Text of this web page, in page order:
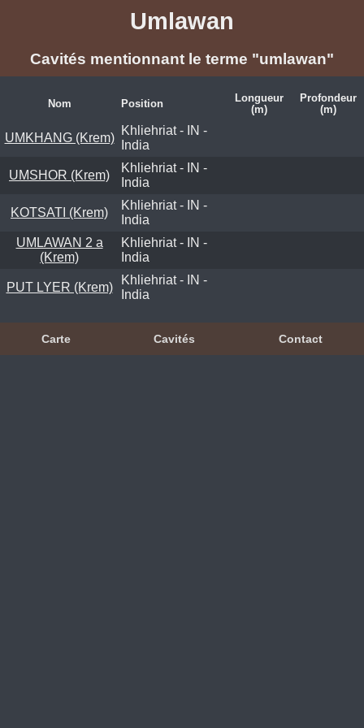
Umlawan
Cavités mentionnant le terme "umlawan"
Nom Position
Longueur
(m)
Profondeur
(m)
UMKHANG (Krem)
Khliehriat - IN -
India
UMSHOR (Krem)
Khliehriat - IN -
India
KOTSATI (Krem)
Khliehriat - IN -
India
UMLAWAN 2 a
(Krem)
Khliehriat - IN -
India
PUT LYER (Krem)
Khliehriat - IN -
India
Carte Cavités Contact